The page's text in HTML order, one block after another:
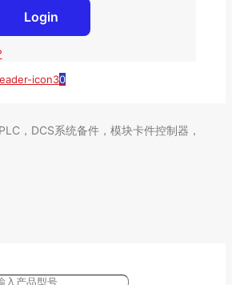
Login
0
，DCS系统备件，模块卡件控制器，